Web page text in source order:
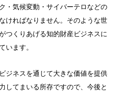
・気候変動・サイバーテロなどの
ければなりません。そのような世
つくりあげる知的財産ビジネスに
います。
ジネスを通じて大きな価値を提供
してまいる所存ですので、今後と